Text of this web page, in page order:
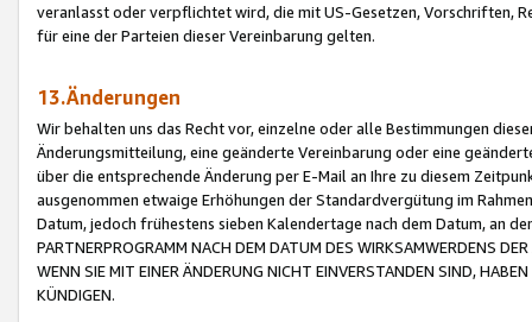
veranlasst oder verpflichtet wird, die mit US-Gesetzen, Vorschriften,
für eine der Parteien dieser Vereinbarung gelten.
13.Änderungen
Wir behalten uns das Recht vor, einzelne oder alle Bestimmungen
Änderungsmitteilung, eine geänderte Vereinbarung oder eine
über die entsprechende Änderung per E-Mail an Ihre zu diesem
ausgenommen etwaige Erhöhungen der Standardvergütung im
Datum, jedoch frühestens sieben Kalendertage nach dem Datum, an
PARTNERPROGRAMM NACH DEM DATUM DES WIRKSAMWERDENS
WENN SIE MIT EINER ÄNDERUNG NICHT EINVERSTANDEN SIND,
KÜNDIGEN.